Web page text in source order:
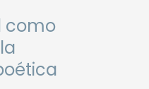
como